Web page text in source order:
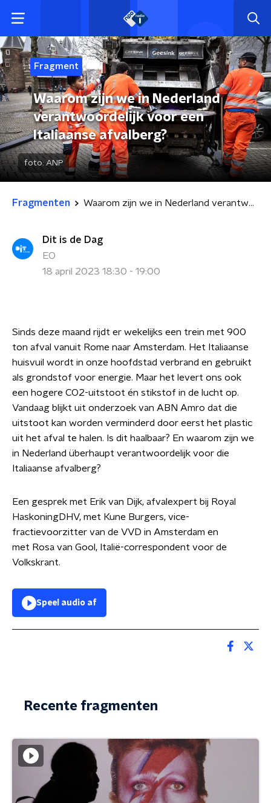
Fragment
Waarom zijn we in Nederland
verantwoordelijk voor een
Italiaanse afvalberg?
foto:ANP
Fragmenten Waarom zijn we in Nederland verantwoordelijk voor een Italiaanse afvalberg?
Dit is de Dag
EO
18 april 2023 18:30 - 19:00
Sinds deze maand rijdt er wekelijks een trein met 900
ton afval vanuit Rome naar Amsterdam. Het Italiaanse
huisvuil wordt in onze hoofdstad verbrand en gebruikt
als grondstof voor energie. Maar het levert ons ook
een hogere CO2-uitstoot én stikstof in de lucht op.
Vandaag blijkt uit onderzoek van ABN Amro dat die
uitstoot kan worden verminderd door eerst het plastic
uit het afval te halen. Is dit haalbaar? En waarom zijn we
in Nederland überhaupt verantwoordelijk voor die
Italiaanse afvalberg?
Een gesprek met Erik van Dijk, afvalexpert bij Royal
HaskoningDHV, met Kune Burgers, vice-
fractievoorzitter van de VVD in Amsterdam en
met Rosa van Gool, Italië-correspondent voor de
Volkskrant.
Speel audio af
Recente fragmenten